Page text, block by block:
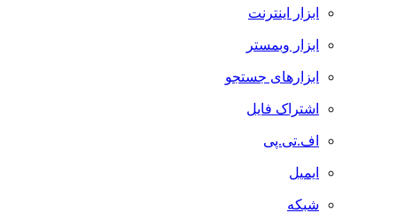
ابزار اینترنت
ابزار وبمستر
ابزارهای جستجو
اشتراک فایل
اف.تی.پی
ایمیل
شبکه